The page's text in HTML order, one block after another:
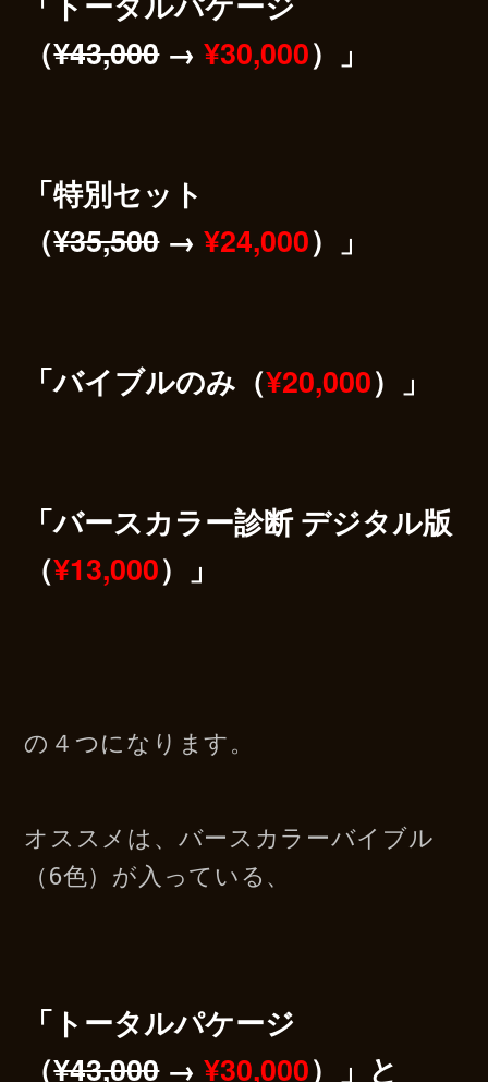
（¥43,000→¥30,000）」
「特別セット
（¥35,500→¥24,000）」
「バイブルのみ（¥20,000）」
「バースカラー診断 デジタル版
（¥13,000）」
の４つになります。
オススメは、 バースカラーバイブル
（6色）が入っている、
「トータルパケージ
（¥43,000→¥30,000）」と